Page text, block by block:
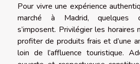
Pour vivre une expérience
marché à Madrid, quelques
s’imposent. Privilégier les horaires
profiter de produits frais et d’une
loin de l’affluence touristique.